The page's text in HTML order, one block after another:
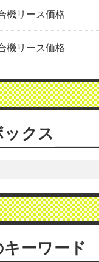
機リース価格
機リース価格
クス
キーワード